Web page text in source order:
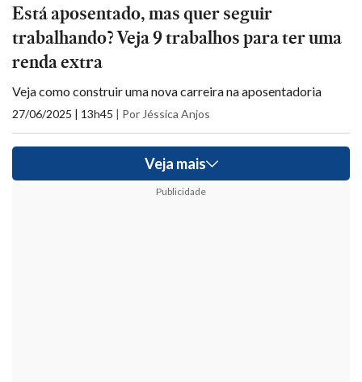
Está aposentado, mas quer seguir
trabalhando? Veja 9 trabalhos para ter uma
renda extra
Veja como construir uma nova carreira na aposentadoria
27/06/2025 | 13h45 | Por Jéssica Anjos
Veja mais
Publicidade